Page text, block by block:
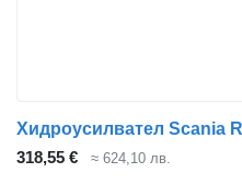
318,55 € ≈ 624,10 лв.